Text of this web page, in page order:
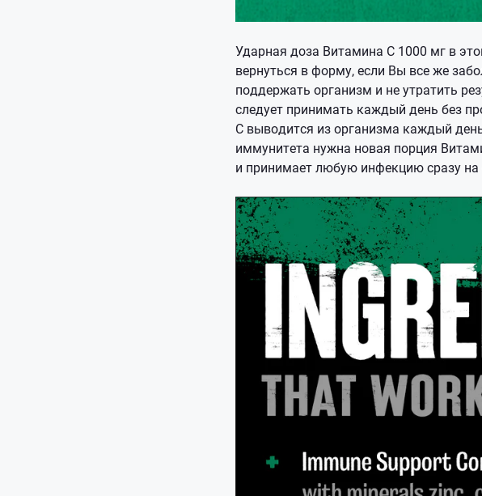
Ударная доза Витамина С 1000 мг в
вернуться в форму, если Вы все же
поддержать организм и не утратить
следует принимать каждый день без
С выводится из организма каждый
иммунитета нужна новая порция
и принимает любую инфекцию сразу на